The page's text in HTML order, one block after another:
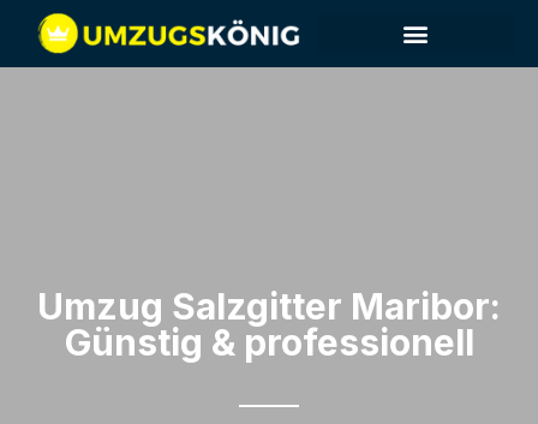
Umzug Salzgitter​ Maribor:
Günstig & professionell​